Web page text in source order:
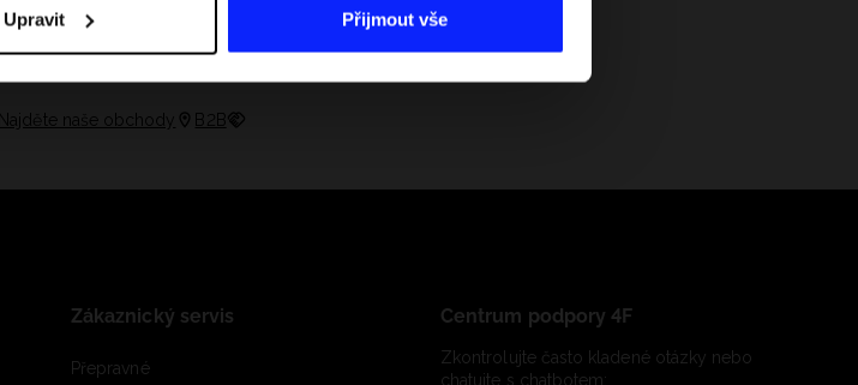
Upravit Přijmout vše
Najděte naše obchody B2B
Zákaznický servis
Přepravné
Centrum podpory 4F
Zkontrolujte často kladené otázky nebo
chatujte s chatbotem: